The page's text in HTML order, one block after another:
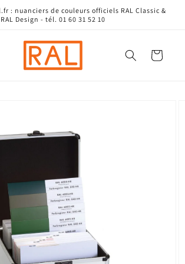
: nuanciers de couleurs officiels RAL Classic &
RAL Design - tél. 01 60 31 52 10
Panier